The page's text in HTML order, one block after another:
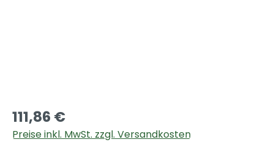
111,86 €
Preise inkl. MwSt. zzgl. Versandkosten